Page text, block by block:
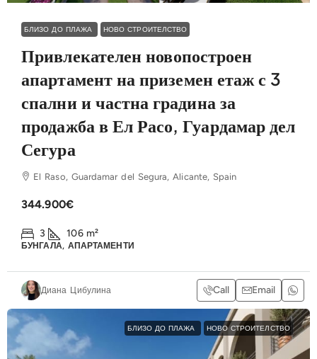
БЛИЗО ДО ПЛАЖА НОВО СТРОИТЕЛСТВО
Привлекателен новопостроен
апартамент на приземен етаж с 3
спални и частна градина за
продажба в Ел Расо, Гуардамар дел
Сегура
El Raso, Guardamar del Segura, Alicante, Spain
344.900€
3 106 m²
БУНГАЛА, АПАРТАМЕНТИ
Диана Цибулина Call Email
БЛИЗО ДО ПЛАЖА НОВО СТРОИТЕЛСТВО